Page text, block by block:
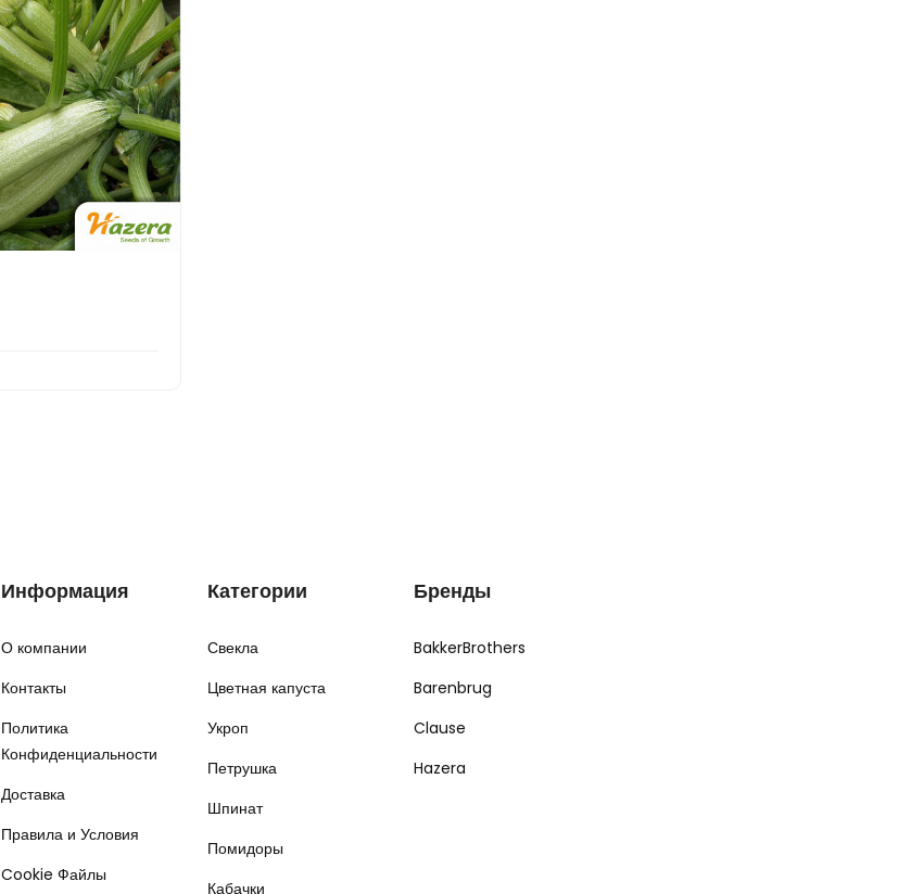
Информация
О компании
Контакты
Политика
Конфиденциальности
Доставка
Правила и Условия
Cookie Файлы
Категории
Свекла
Цветная капуста
Укроп
Петрушка
Шпинат
Помидоры
Кабачки
Бренды
BakkerBrothers
Barenbrug
Clause
Hazera